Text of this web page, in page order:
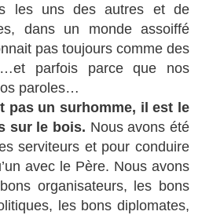
les uns des autres et de
dans un monde assoiffé
pas toujours comme des
parfois parce que nos
paroles…
pas un surhomme, il est le
sur le bois. Nous avons été
serviteurs et pour conduire
avec le Père. Nous avons
organisateurs, les bons
les bons diplomates,